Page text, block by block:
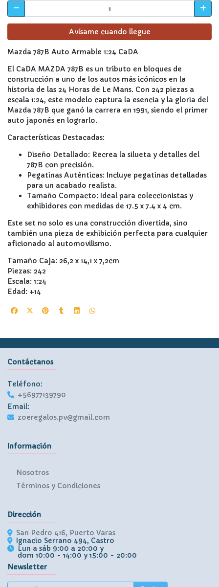
Avísame cuando llegue
Mazda 787B Auto Armable 1:24 CaDA
El CaDA MAZDA 787B es un tributo en bloques de
construcción a uno de los autos más icónicos en la
historia de las 24 Horas de Le Mans. Con 242 piezas a
escala 1:24, este modelo captura la esencia y la gloria del
Mazda 787B que ganó la carrera en 1991, siendo el primer
auto japonés en lograrlo.
Características Destacadas:
Diseño Detallado: Recrea la silueta y detalles del
787B con precisión.
Pegatinas Auténticas: Incluye pegatinas detalladas
para un acabado realista.
Tamaño Compacto: Ideal para coleccionistas y
exhibidores con medidas de 17.5 x 7.4 x 4 cm.
Este set no solo es una construcción divertida, sino
también una pieza de exhibición perfecta para cualquier
aficionado al automovilismo.
Tamaño Caja: 26,2 x 14,1 x 7,2cm
Piezas: 242
Escala: 1:24
Edad: +14
Contáctanos
Teléfono:
+56977139790
Email:
zoeregalos.pv@gmail.com
Información
Nosotros
Términos y Condiciones
Dirección
San Pedro 416, Puerto Varas
Ignacio Serrano 494, Castro
Lun a sáb 9:00 a 20:00 y
dom 10:00 - 14:00 y 15:00 - 20:00
Newsletter